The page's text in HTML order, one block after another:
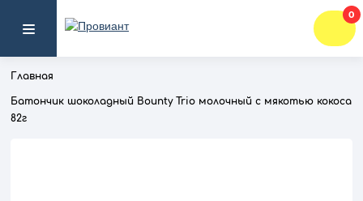
0
Главная
Батончик шоколадный Bounty Trio молочный с мякотью кокоса
82г